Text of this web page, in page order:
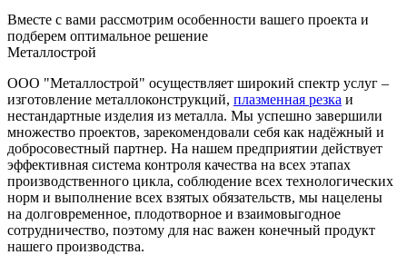
Вместе с вами рассмотрим особенности вашего проекта и
подберем оптимальное решение
Металлострой
ООО "Металлострой" осуществляет широкий спектр услуг –
изготовление металлоконструкций, плазменная резка и
нестандартные изделия из металла. Мы успешно завершили
множество проектов, зарекомендовали себя как надёжный и
добросовестный партнер. На нашем предприятии действует
эффективная система контроля качества на всех этапах
производственного цикла, соблюдение всех технологических
норм и выполнение всех взятых обязательств, мы нацелены
на долговременное, плодотворное и взаимовыгодное
сотрудничество, поэтому для нас важен конечный продукт
нашего производства.